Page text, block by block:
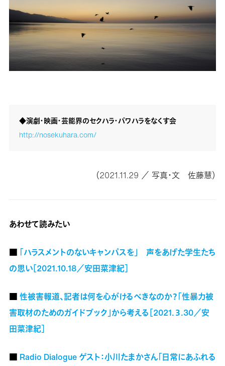
◆演劇・映画・芸能界のセクハラ・パワハラをなくす会
http://nosekuhara.com/
（2021.11.29 ／ 写真・文 佐藤慧）
あわせて読みたい
■ 「ハラスメントのないキャンパスを」 声をあげた学生たち
の思い［2021.10.18／安田菜津紀］
■ 性被害報道、記者は何を心がけるべきなのか？「性暴力被
害取材のためのガイドブック」から考える［2021.３.30／安
田菜津紀］
■ Radio Dialogue ゲスト：小川たまかさん「日常にあふれる